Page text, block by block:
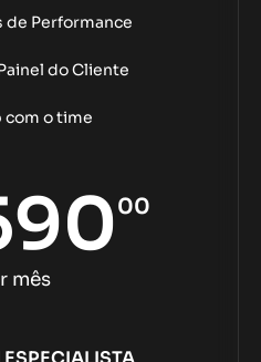
00
mês
de Performance
do Cliente
com o time